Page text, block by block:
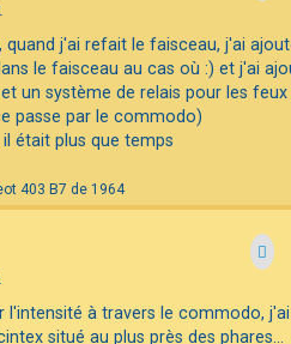
quand j'ai refait le faisceau, j'ai
le faisceau au cas où :) et j'ai
un système de relais pour les
passe par le commodo)
était plus que temps
403 B7 de 1964
l'intensité à travers le commodo,
situé au plus près des phares...